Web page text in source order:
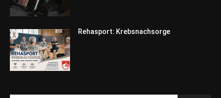
Rehasport: Krebsnachsorge